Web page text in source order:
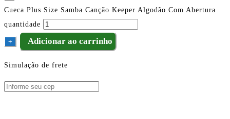
Cueca Plus Size Samba Canção Keeper Algodão Com Abertura
quantidade
+ Adicionar ao carrinho
Simulação de frete